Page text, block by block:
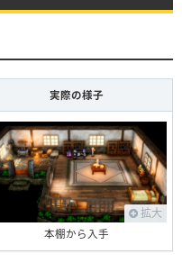
実際の様子
拡大
本棚から入手